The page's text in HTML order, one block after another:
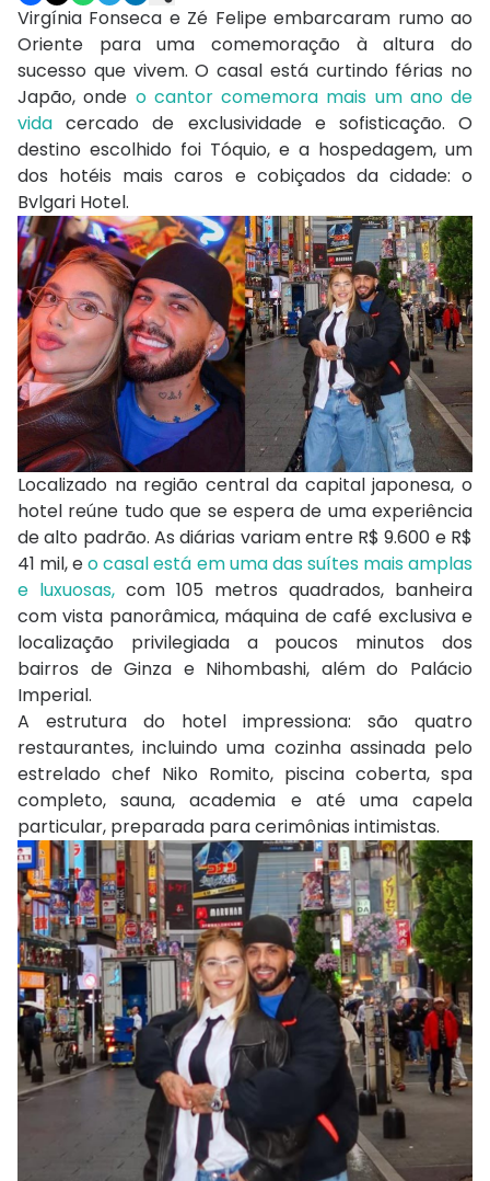
Virgínia Fonseca e Zé Felipe embarcaram rumo ao
Oriente para uma comemoração à altura do
sucesso que vivem. O casal está curtindo férias no
Japão, onde o cantor comemora mais um ano de
vida cercado de exclusividade e sofisticação. O
destino escolhido foi Tóquio, e a hospedagem, um
dos hotéis mais caros e cobiçados da cidade: o
Bvlgari Hotel.
Localizado na região central da capital japonesa, o
hotel reúne tudo que se espera de uma experiência
de alto padrão. As diárias variam entre R$ 9.600 e R$
41 mil, eo casal está em uma das suítes mais amplas
e luxuosas, com 105 metros quadrados, banheira
com vista panorâmica, máquina de café exclusiva e
localização privilegiada a poucos minutos dos
bairros de Ginza e Nihombashi, além do Palácio
Imperial.
A estrutura do hotel impressiona: são quatro
restaurantes, incluindo uma cozinha assinada pelo
estrelado chef Niko Romito, piscina coberta, spa
completo, sauna, academia e até uma capela
particular, preparada para cerimônias intimistas.